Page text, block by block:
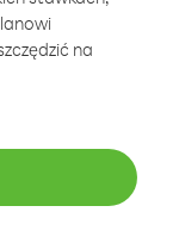
na